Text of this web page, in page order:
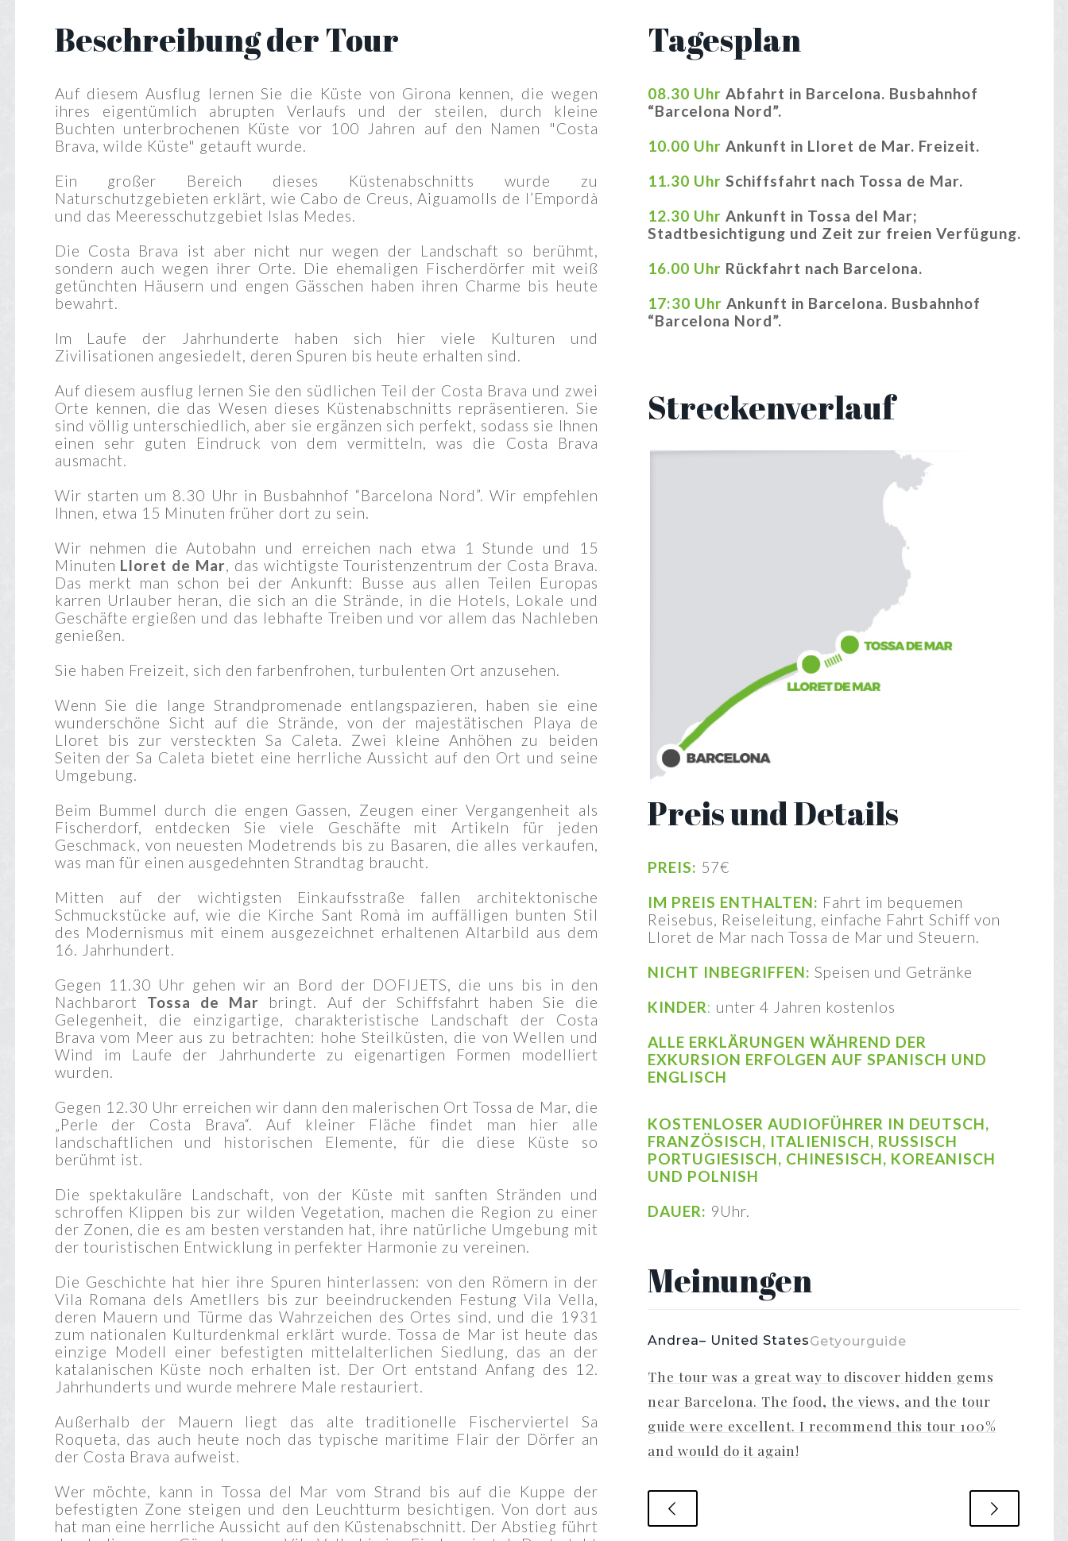
Beschreibung der Tour
Auf diesem Ausflug lernen Sie die Küste von Girona kennen, die wegen
ihres eigentümlich abrupten Verlaufs und der steilen, durch kleine
Buchten unterbrochenen Küste vor 100 Jahren auf den Namen "Costa
Brava, wilde Küste" getauft wurde.
Ein großer Bereich dieses Küstenabschnitts wurde zu
Naturschutzgebieten erklärt, wie Cabo de Creus, Aiguamolls de l’Empordà
und das Meeresschutzgebiet Islas Medes.
Die Costa Brava ist aber nicht nur wegen der Landschaft so berühmt,
sondern auch wegen ihrer Orte. Die ehemaligen Fischerdörfer mit weiß
getünchten Häusern und engen Gässchen haben ihren Charme bis heute
bewahrt.
Im Laufe der Jahrhunderte haben sich hier viele Kulturen und
Zivilisationen angesiedelt, deren Spuren bis heute erhalten sind.
Auf diesem ausflug lernen Sie den südlichen Teil der Costa Brava und zwei
Orte kennen, die das Wesen dieses Küstenabschnitts repräsentieren. Sie
sind völlig unterschiedlich, aber sie ergänzen sich perfekt, sodass sie Ihnen
einen sehr guten Eindruck von dem vermitteln, was die Costa Brava
ausmacht.
Wir starten um 8.30 Uhr in Busbahnhof “Barcelona Nord”. Wir empfehlen
Ihnen, etwa 15 Minuten früher dort zu sein.
Wir nehmen die Autobahn und erreichen nach etwa 1 Stunde und 15
Minuten Lloret de Mar, das wichtigste Touristenzentrum der Costa Brava.
Das merkt man schon bei der Ankunft: Busse aus allen Teilen Europas
karren Urlauber heran, die sich an die Strände, in die Hotels, Lokale und
Geschäfte ergießen und das lebhafte Treiben und vor allem das Nachleben
genießen.
Sie haben Freizeit, sich den farbenfrohen, turbulenten Ort anzusehen.
Wenn Sie die lange Strandpromenade entlangspazieren, haben sie eine
wunderschöne Sicht auf die Strände, von der majestätischen Playa de
Lloret bis zur versteckten Sa Caleta. Zwei kleine Anhöhen zu beiden
Seiten der Sa Caleta bietet eine herrliche Aussicht auf den Ort und seine
Umgebung.
Beim Bummel durch die engen Gassen, Zeugen einer Vergangenheit als
Fischerdorf, entdecken Sie viele Geschäfte mit Artikeln für jeden
Geschmack, von neuesten Modetrends bis zu Basaren, die alles verkaufen,
was man für einen ausgedehnten Strandtag braucht.
Mitten auf der wichtigsten Einkaufsstraße fallen architektonische
Schmuckstücke auf, wie die Kirche Sant Romà im auffälligen bunten Stil
des Modernismus mit einem ausgezeichnet erhaltenen Altarbild aus dem
16. Jahrhundert.
Gegen 11.30 Uhr gehen wir an Bord der DOFIJETS, die uns bis in den
Nachbarort Tossa de Mar bringt. Auf der Schiffsfahrt haben Sie die
Gelegenheit, die einzigartige, charakteristische Landschaft der Costa
Brava vom Meer aus zu betrachten: hohe Steilküsten, die von Wellen und
Wind im Laufe der Jahrhunderte zu eigenartigen Formen modelliert
wurden.
Gegen 12.30 Uhr erreichen wir dann den malerischen Ort Tossa de Mar, die
„Perle der Costa Brava“. Auf kleiner Fläche findet man hier alle
landschaftlichen und historischen Elemente, für die diese Küste so
berühmt ist.
Die spektakuläre Landschaft, von der Küste mit sanften Stränden und
schroffen Klippen bis zur wilden Vegetation, machen die Region zu einer
der Zonen, die es am besten verstanden hat, ihre natürliche Umgebung mit
der touristischen Entwicklung in perfekter Harmonie zu vereinen.
Die Geschichte hat hier ihre Spuren hinterlassen: von den Römern in der
Vila Romana dels Ametllers bis zur beeindruckenden Festung Vila Vella,
deren Mauern und Türme das Wahrzeichen des Ortes sind, und die 1931
zum nationalen Kulturdenkmal erklärt wurde. Tossa de Mar ist heute das
einzige Modell einer befestigten mittelalterlichen Siedlung, das an der
katalanischen Küste noch erhalten ist. Der Ort entstand Anfang des 12.
Jahrhunderts und wurde mehrere Male restauriert.
Außerhalb der Mauern liegt das alte traditionelle Fischerviertel Sa
Roqueta, das auch heute noch das typische maritime Flair der Dörfer an
der Costa Brava aufweist.
Wer möchte, kann in Tossa del Mar vom Strand bis auf die Kuppe der
befestigten Zone steigen und den Leuchtturm besichtigen. Von dort aus
hat man eine herrliche Aussicht auf den Küstenabschnitt. Der Abstieg führt
Tagesplan
08.30 Uhr Abfahrt in Barcelona. Busbahnhof
“Barcelona Nord”.
10.00 Uhr Ankunft in Lloret de Mar. Freizeit.
11.30 Uhr Schiffsfahrt nach Tossa de Mar.
12.30 Uhr Ankunft in Tossa del Mar;
Stadtbesichtigung und Zeit zur freien Verfügung.
16.00 Uhr Rückfahrt nach Barcelona.
17:30 Uhr Ankunft in Barcelona. Busbahnhof
“Barcelona Nord”.
Streckenverlauf
Preis und Details
PREIS: 57€
IM PREIS ENTHALTEN: Fahrt im bequemen
Reisebus, Reiseleitung, einfache Fahrt Schiff von
Lloret de Mar nach Tossa de Mar und Steuern.
NICHT INBEGRIFFEN: Speisen und Getränke
KINDER: unter 4 Jahren kostenlos
ALLE ERKLÄRUNGEN WÄHREND DER
EXKURSION ERFOLGEN AUF SPANISCH UND
ENGLISCH
KOSTENLOSER AUDIOFÜHRER IN DEUTSCH,
FRANZÖSISCH, ITALIENISCH, RUSSISCH
PORTUGIESISCH, CHINESISCH, KOREANISCH
UND POLNISH
DAUER: 9Uhr.
Meinungen
Die Tour erfolgte über die Partymeile in Lloret de
Mar mit anschließender Bootsfahrt zu Tossa de Mar.
An beiden Plätzen gab es Zeit, die Stadt zu erkunden
ummauerten Stadt in Tossa de mar war auch noch
drin. Alles in allem ein schöner Tag.
Customer GetYourGuide – Hamburg, Alemania
GETYOURGUIDE
The tour was a great way to discover hidden gems
near Barcelona. The food, the views, and the tour
guide were excellent. I recommend this tour 100%
and would do it again!
Andrea– United StatesGetyourguide